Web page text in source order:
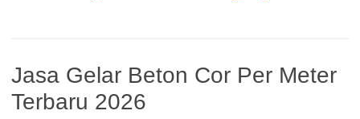
Jasa Gelar Beton Cor Per Meter
Terbaru 2026